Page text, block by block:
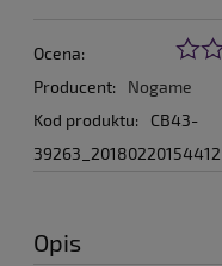
Ocena:
Producent:
Nogame
Kod produktu:
CB43-
39263_20180220154412
Opis